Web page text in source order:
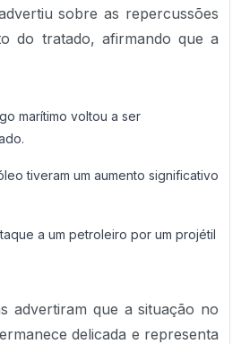
sobre as repercussões
do tratado, afirmando que a
marítimo voltou a ser
tiveram um aumento significativo
a um petroleiro por um projétil
advertiram que a situação no
delicada e representa